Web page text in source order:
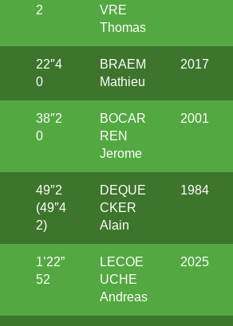
2
VRE
Thomas
22″4
0
BRAEM
Mathieu
2017
38″2
0
BOCAR
REN
Jerome
2001
49″2
(49″4
2)
DEQUE
CKER
Alain
1984
1’22”
52
LECOE
UCHE
Andreas
2025